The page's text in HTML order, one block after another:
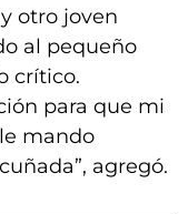
otro joven
al pequeño
crítico.
para que mi
mando
agregó.